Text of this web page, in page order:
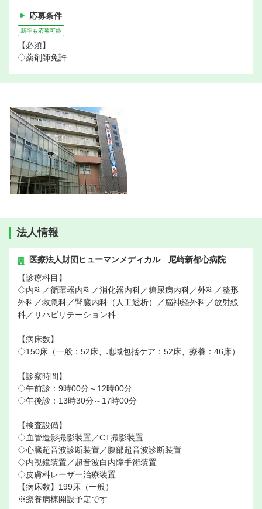
応募条件
新卒も応募可能
【必須】
◇薬剤師免許
法人情報
医療法人財団ヒューマンメディカル 尼崎新都心病院
【診療科目】
◇内科／循環器内科／消化器内科／糖尿病内科／外科／整形
外科／救急科／腎臓内科（人工透析）／脳神経外科／放射線
科／リハビリテーション科
【病床数】
◇150床（一般：52床、地域包括ケア：52床、療養：46床）
【診察時間】
◇午前診：9時00分～12時00分
◇午後診：13時30分～17時00分
【検査設備】
◇血管造影撮影装置／CT撮影装置
◇心臓超音波診断装置／腹部超音波診断装置
◇内視鏡装置／超音波白内障手術装置
◇皮膚科レーザー治療装置
【病床数】199床（一般）
※療養病棟開設予定です